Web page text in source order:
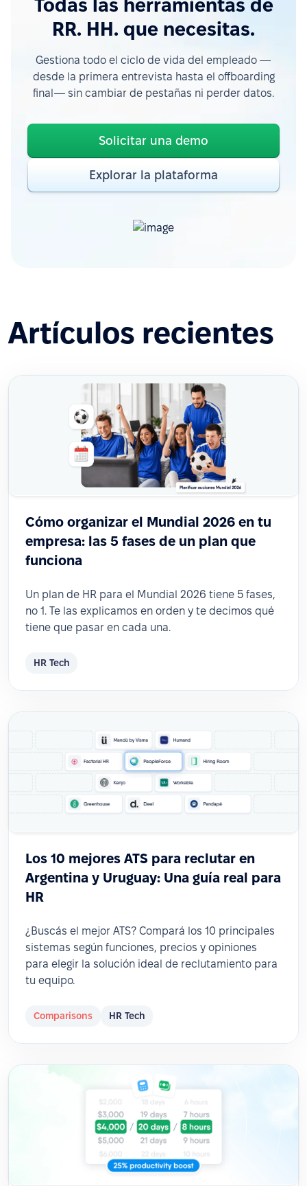
Todas las herramientas de
RR. HH. que necesitas.
Gestiona todo el ciclo de vida del empleado —
desde la primera entrevista hasta el offboarding
final— sin cambiar de pestañas ni perder datos.
Solicitar una demo
Explorar la plataforma
Artículos recientes
Cómo organizar el Mundial 2026 en tu
empresa: las 5 fases de un plan que
funciona
Un plan de HR para el Mundial 2026 tiene 5 fases,
no 1. Te las explicamos en orden y te decimos qué
tiene que pasar en cada una.
HR Tech
Los 10 mejores ATS para reclutar en
Argentina y Uruguay: Una guía real para
HR
¿Buscás el mejor ATS? Compará los 10 principales
sistemas según funciones, precios y opiniones
para elegir la solución ideal de reclutamiento para
tu equipo.
Comparisons HR Tech